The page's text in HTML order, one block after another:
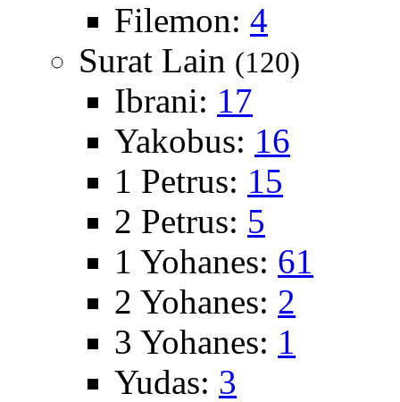
Filemon: 4
Surat Lain (120)
Ibrani: 17
Yakobus: 16
1 Petrus: 15
2 Petrus: 5
1 Yohanes: 61
2 Yohanes: 2
3 Yohanes: 1
Yudas: 3